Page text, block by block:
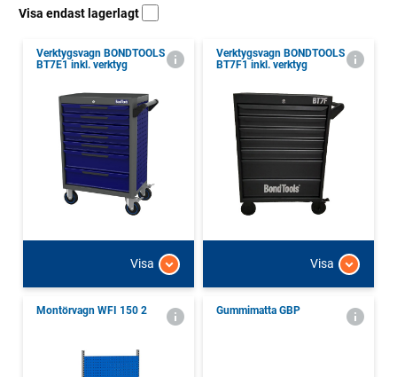
Visa endast lagerlagt
Verktygsvagn BONDTOOLS
BT7E1 inkl. verktyg
Visa
Verktygsvagn BONDTOOLS
BT7F1 inkl. verktyg
Visa
Montörvagn WFI 150 2 Gummimatta GBP